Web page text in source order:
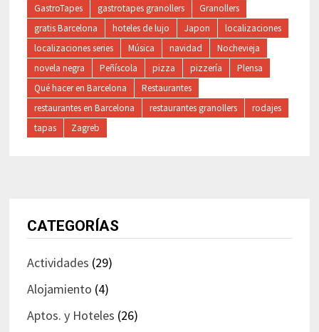
GastroTapes
gastrotapes granollers
Granollers
gratis Barcelona
hoteles de lujo Japon
localizaciones
localizaciones series
Música navidad
Nochevieja
novela negra
Peñíscola pizza pizzería
Plensa
Qué hacer en Barcelona
Restaurantes
restaurantes en Barcelona
restaurantes granollers
rodajes
tapas
Zagreb
CATEGORÍAS
Actividades (29)
Alojamiento (4)
Aptos. y Hoteles (26)